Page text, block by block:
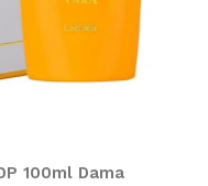
100ml Dama